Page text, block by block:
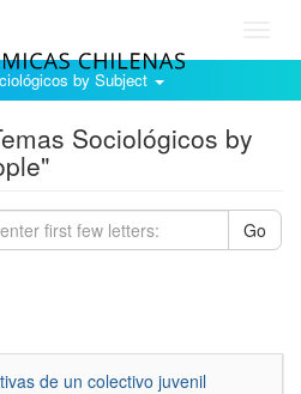
by Subject
Sociológicos by
Go
de un colectivo juvenil